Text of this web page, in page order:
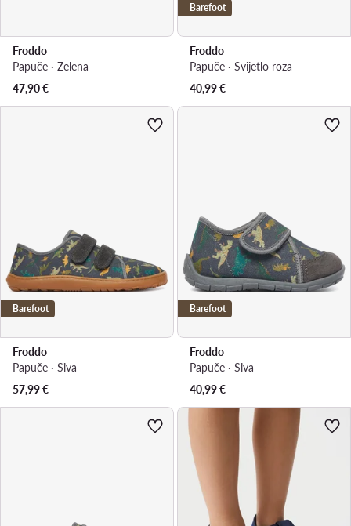
Froddo
Papuče · Zelena
47,90€
Barefoot
Froddo
Papuče · Svijetlo roza
40,99€
Barefoot
Froddo
Papuče · Siva
57,99€
Barefoot
Froddo
Papuče · Siva
40,99€